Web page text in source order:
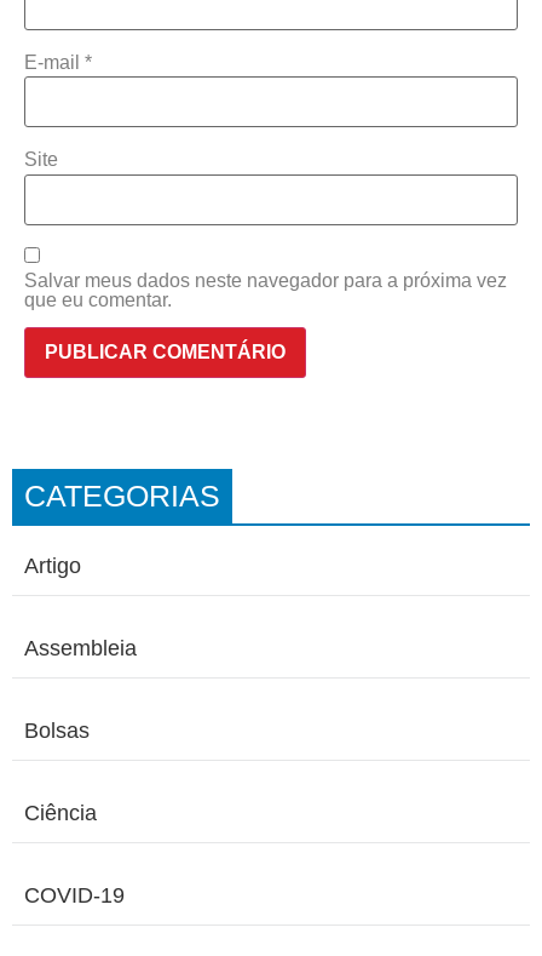
E-mail *
Site
Salvar meus dados neste navegador para a próxima vez
que eu comentar.
CATEGORIAS
Artigo
Assembleia
Bolsas
Ciência
COVID-19